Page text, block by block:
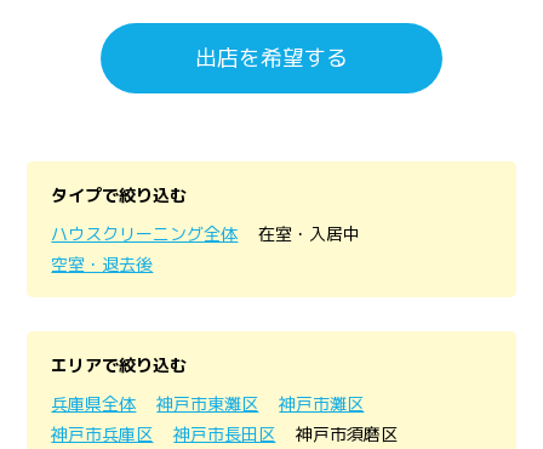
出店を希望する
タイプで絞り込む
ハウスクリーニング全体
在室・入居中
空室・退去後
エリアで絞り込む
兵庫県全体
神戸市東灘区
神戸市灘区
神戸市兵庫区
神戸市長田区
神戸市須磨区